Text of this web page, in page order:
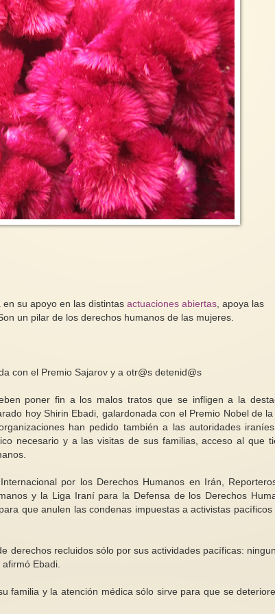
en su apoyo en las distintasactuaciones abiertas , apoya las
un pilar de los derechos humanos de las mujeres.
con el Premio Sajarov y a otr@s detenid@s
poner fin a los malos tratos que se infligen a la
hoy Shirin Ebadi, galardonada con el Premio Nobel de la
han pedido también a las autoridades
necesario y a las visitas de sus familias, acceso al que
por los Derechos Humanos en Irán,
y la Liga Iraní para la Defensa de los Derechos
que anulen las condenas impuestas a activistas pacíficos
derechos recluidos sólo por sus actividades pacíficas:
Ebadi.
familia y la atención médica sólo sirve para que se
todas”
por
de
un...
Mientras nosotras amamos, ellos
nos gobiernan"
Esta frase de Kate Millett es
muy cierta. Pero, como dice Celia
Cuidado con los
hormonales
Los disruptores
cosméticos son
químicas como